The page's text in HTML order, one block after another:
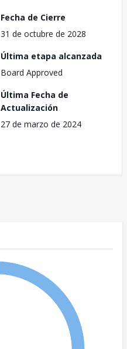
Fecha de Cierre
31 de octubre de 2028
Última etapa alcanzada
Board Approved
Última Fecha de
Actualización
27 de marzo de 2024